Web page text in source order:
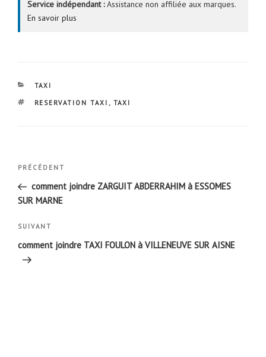
Service indépendant :Assistance non affiliée aux marques.
En savoir plus
CATÉGORIES
TAXI
ÉTIQUETTES
RESERVATION TAXI , TAXI
Navigation
l’article
Article
précédent
PRÉCÉDENT
comment joindre ZARGUIT ABDERRAHIM à ESSOMES
SUR MARNE
Article
suivant
SUIVANT
comment joindre TAXI FOULON à VILLENEUVE SUR AISNE